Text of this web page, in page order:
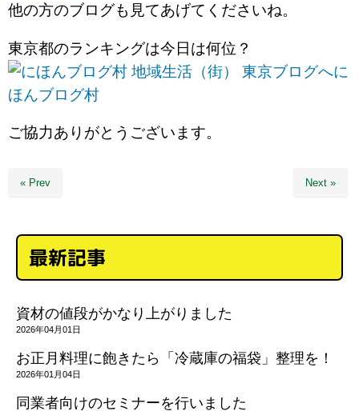
他の方のブログも見てあげてくださいね。
東京都のランキングは今日は何位？
に
ほんブログ村
ご協力ありがとうございます。
« Prev Next »
最新記事
資材の値段がかなり上がりました
2026年04月01日
お正月料理に飽きたら「冷蔵庫の福袋」整理を！
2026年01月04日
同業者向けのセミナーを行いました